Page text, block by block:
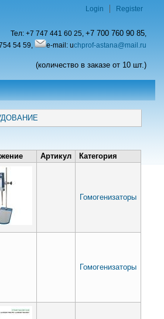
Тел: +7 747 441 60 25, +7 700 760 90 85,
54 59,
e-mail: uchprof-astana@mail.ru
(количество в заказе от 10 шт.)
Login Register
Артикул Категория
Гомогенизаторы
Гомогенизаторы